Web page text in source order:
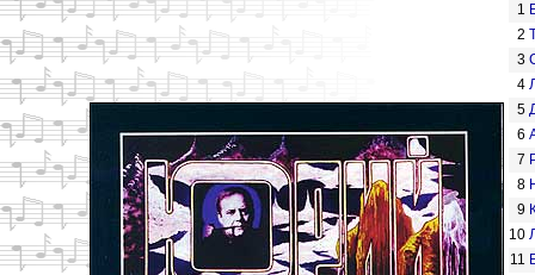
1
2
3
4
5
6
7
8
9
10
11